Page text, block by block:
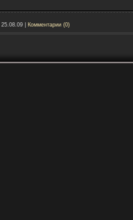
25.08.09 Комментарии (0)